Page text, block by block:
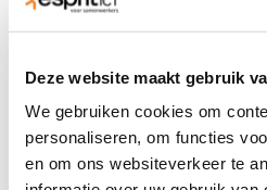
Deze website maakt gebruik
We gebruiken cookies om
personaliseren, om functies
en om ons websiteverkeer te
USB-poorten, waaronder één
poort en een audio-ingang.
Batterijduur